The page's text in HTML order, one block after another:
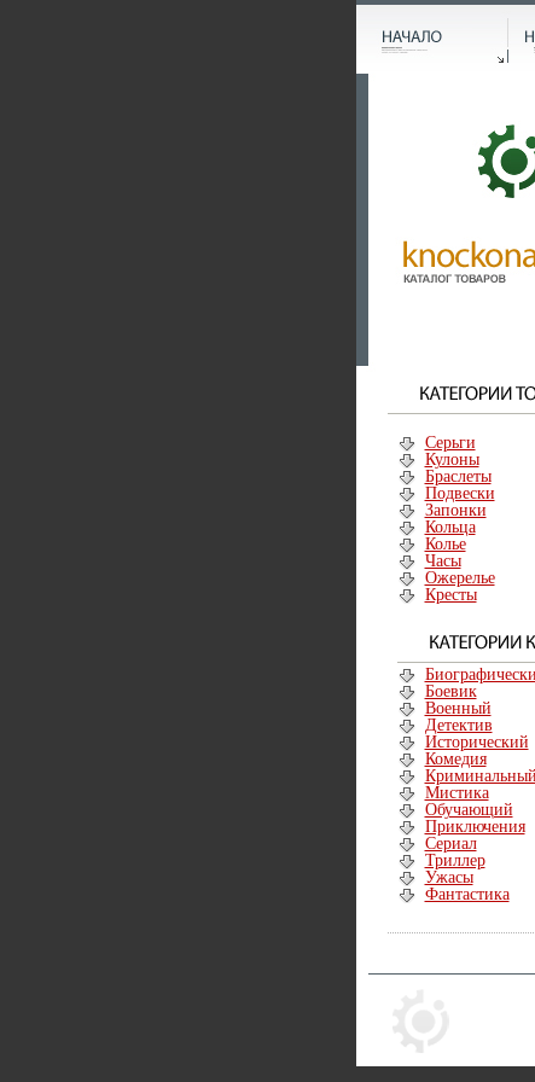
Серьги
Кулоны
Браслеты
Подвески
Запонки
Кольца
Колье
Часы
Ожерелье
Кресты
Боевик
Военный
Детектив
Исторический
Комедия
Криминальный
Мистика
Обучающий
Приключения
Сериал
Триллер
Ужасы
Фантастика